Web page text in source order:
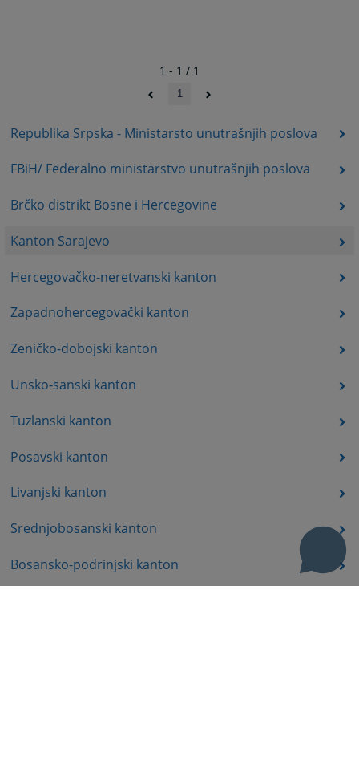
Republika Srpska - Ministarsto unutrašnjih poslova
FBiH/ Federalno ministarstvo unutrašnjih poslova
Brčko distrikt Bosne i Hercegovine
Kanton Sarajevo
Hercegovačko-neretvanski kanton
Zapadnohercegovački kanton
Zeničko-dobojski kanton
Unsko-sanski kanton
Tuzlanski kanton
Posavski kanton
Livanjski kanton
Srednjobosanski kanton
Bosansko-podrinjski kanton
1 - 1 / 1
1